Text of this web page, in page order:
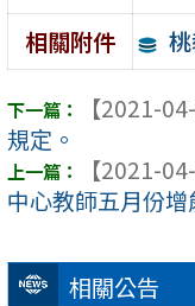
相關公告
相關附件
【2021-
規定。
【2021-
中心教師五月份